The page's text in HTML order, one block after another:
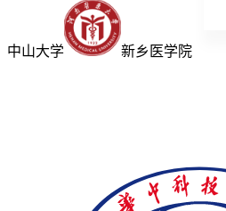
中山大学 新乡医学院